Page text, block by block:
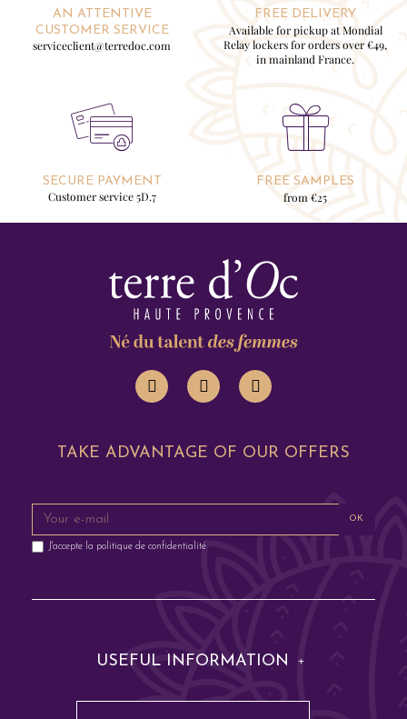
AN ATTENTIVE
CUSTOMER SERVICE
serviceclient@terredoc.com
FREE DELIVERY
Available for pickup at Mondial
Relay lockers for orders over €49,
in mainland France.
SECURE PAYMENT
Customer service 5D.7
FREE SAMPLES
from €25
TAKE ADVANTAGE OF OUR OFFERS
OK
J'accepte la politique de confidentialité
USEFUL INFORMATION